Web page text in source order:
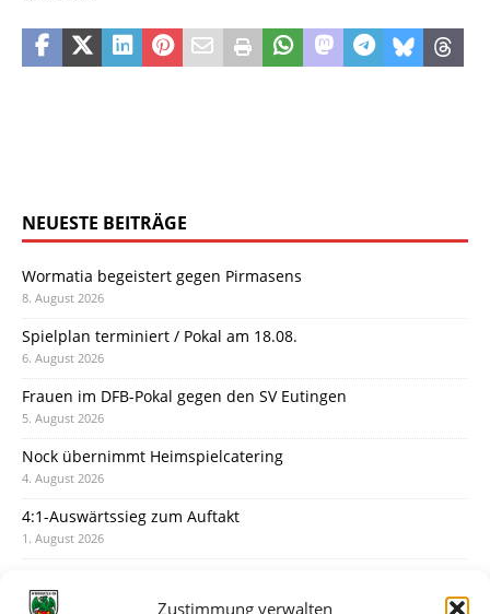
Zustimmung verwalten
NEUESTE BEITRÄGE
Wormatia begeistert gegen Pirmasens
8. August 2026
Spielplan terminiert / Pokal am 18.08.
6. August 2026
Frauen im DFB-Pokal gegen den SV Eutingen
5. August 2026
Nock übernimmt Heimspielcatering
4. August 2026
4:1-Auswärtssieg zum Auftakt
1. August 2026
31. Juli 2026